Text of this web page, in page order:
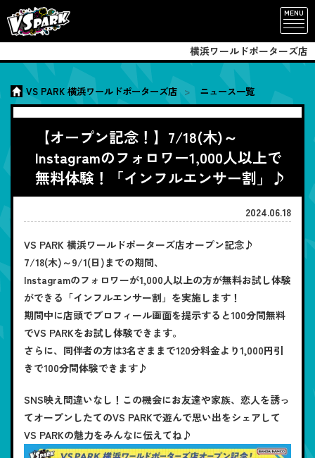
MENU
横浜ワールドポーターズ店
VS PARK 横浜ワールドポーターズ店 ニュース一覧
【オープン記念！】7/18(木)～
Instagramのフォロワー1,000人以上で
無料体験！「インフルエンサー割」♪
2024.06.18
VS PARK 横浜ワールドポーターズ店オープン記念♪
7/18(木)～9/1(日)までの期間、
Instagramのフォロワーが1,000人以上の方が無料お試し体験
ができる「インフルエンサー割」を実施します！
期間中に店頭でプロフィール画面を提示すると100分間無料
でVS PARKをお試し体験できます。
さらに、同伴者の方は3名さままで120分料金より1,000円引
きで100分間体験できます♪
SNS映え間違いなし！この機会にお友達や家族、恋人を誘っ
てオープンしたてのVS PARKで遊んで思い出をシェアして
VS PARKの魅力をみんなに伝えてね♪